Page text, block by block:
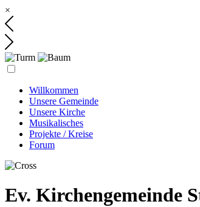
×
Willkommen
Unsere Gemeinde
Unsere Kirche
Musikalisches
Projekte / Kreise
Forum
Ev. Kirchengemeinde